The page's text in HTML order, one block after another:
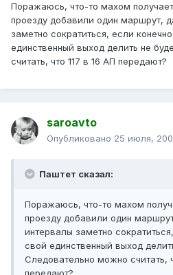
Поражаюсь, что-то махом
проезду добавили один маршрут,
заметно сократиться, если
единственный выход делить не
считать, что 117 в 16 АП передают?
saroavto
Опубликовано 25 июля,
Паштет сказал:
Поражаюсь, что-то махом
проезду добавили один
интервалы заметно
свой единственный выход
Следовательно можно считать,